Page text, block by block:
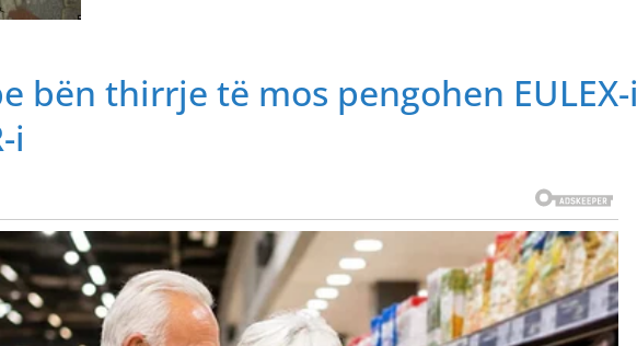
bën thirrje të mos pengohen EULEX-i
i